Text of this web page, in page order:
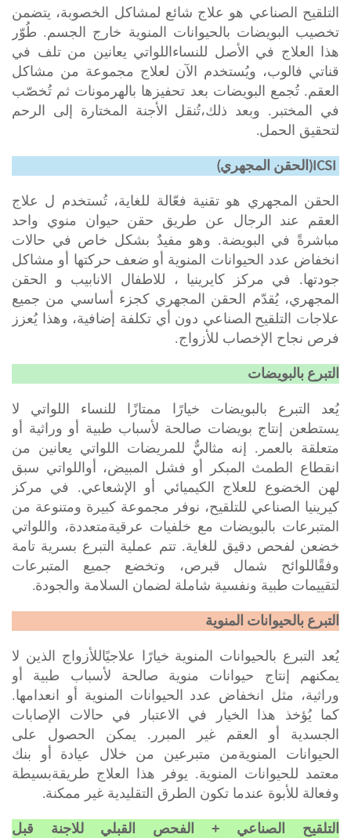
التلقيح الصناعي هو علاج شائع لمشاكل الخصوبة، يتضمن
تخصيب البويضات بالحيوانات المنوية خارج الجسم. طُوّر
هذا العلاج في الأصل للنساءاللواتي يعانين من تلف في
قناتي فالوب، ويُستخدم الآن لعلاج مجموعة من مشاكل
العقم. تُجمع البويضات بعد تحفيزها بالهرمونات ثم تُخصّب
في المختبر. وبعد ذلك،تُنقل الأجنة المختارة إلى الرحم
لتحقيق الحمل.
ICSI(الحقن المجهري)
الحقن المجهري هو تقنية فعّالة للغاية، تُستخدم ل علاج
العقم عند الرجال عن طريق حقن حيوان منوي واحد
مباشرةً في البويضة. وهو مفيدٌ بشكل خاص في حالات
انخفاض عدد الحيوانات المنوية أو ضعف حركتها أو مشاكل
جودتها. في مركز كايرينيا ، للاطفال الانابيب و الحقن
المجهري، يُقدّم الحقن المجهري كجزء أساسي من جميع
علاجات التلقيح الصناعي دون أي تكلفة إضافية، وهذا يُعزز
فرص نجاح الإخصاب للأزواج.
التبرع بالبويضات
يُعد التبرع بالبويضات خيارًا ممتازًا للنساء اللواتي لا
يستطعن إنتاج بويضات صالحة لأسباب طبية أو وراثية أو
متعلقة بالعمر. إنه مثاليٌّ للمريضات اللواتي يعانين من
انقطاع الطمث المبكر أو فشل المبيض، أواللواتي سبق
لهن الخضوع للعلاج الكيميائي أو الإشعاعي. في مركز
كيرينيا الصناعي للتلقيح، نوفر مجموعة كبيرة ومتنوعة من
المتبرعات بالبويضات مع خلفيات عرقيةمتعددة، واللواتي
خضعن لفحص دقيق للغاية. تتم عملية التبرع بسرية تامة
وفقًاللوائح شمال قبرص، وتخضع جميع المتبرعات
لتقييمات طبية ونفسية شاملة لضمان السلامة والجودة.
التبرع بالحيوانات المنوية
يُعد التبرع بالحيوانات المنوية خيارًا علاجيًاللأزواج الذين لا
يمكنهم إنتاج حيوانات منوية صالحة لأسباب طبية أو
وراثية، مثل انخفاض عدد الحيوانات المنوية أو انعدامها.
كما يُؤخذ هذا الخيار في الاعتبار في حالات الإصابات
الجسدية أو العقم غير المبرر. يمكن الحصول على
الحيوانات المنويةمن متبرعين من خلال عيادة أو بنك
معتمد للحيوانات المنوية. يوفر هذا العلاج طريقةبسيطة
وفعالة للأبوة عندما تكون الطرق التقليدية غير ممكنة.
التلقيح الصناعي +
الفحص القبلي للاجنة قبل